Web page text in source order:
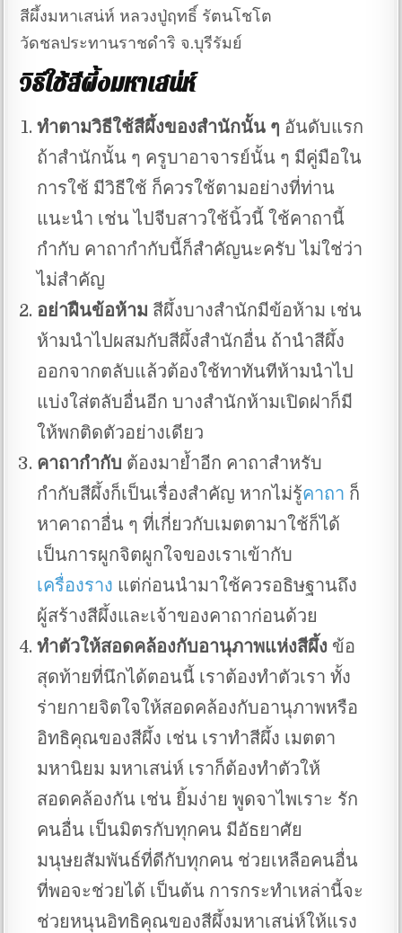
สีผึ้งมหาเสน่ห์ หลวงปู่ฤทธิ์ รัตนโชโต
วัดชลประทานราชดำริ จ.บุรีรัมย์
วิธีใช้สีผึ้งมหาเสน่ห์
ทำตามวิธีใช้สีผึ้งของสำนักนั้น ๆ อันดับแรก
ถ้าสำนักนั้น ๆ ครูบาอาจารย์นั้น ๆ มีคู่มือใน
การใช้ มีวิธีใช้ ก็ควรใช้ตามอย่างที่ท่าน
แนะนำ เช่น ไปจีบสาวใช้นิ้วนี้ ใช้คาถานี้
กำกับ คาถากำกับนี้ก็สำคัญนะครับ ไม่ใช่ว่า
ไม่สำคัญ
อย่าฝืนข้อห้าม สีผึ้งบางสำนักมีข้อห้าม เช่น
ห้ามนำไปผสมกับสีผึ้งสำนักอื่น ถ้านำสีผึ้ง
ออกจากตลับแล้วต้องใช้ทาทันทีห้ามนำไป
แบ่งใส่ตลับอื่นอีก บางสำนักห้ามเปิดฝาก็มี
ให้พกติดตัวอย่างเดียว
คาถากำกับ ต้องมาย้ำอีก คาถาสำหรับ
กำกับสีผึ้งก็เป็นเรื่องสำคัญ หากไม่รู้คาถา ก็
หาคาถาอื่น ๆ ที่เกี่ยวกับเมตตามาใช้ก็ได้
เป็นการผูกจิตผูกใจของเราเข้ากับ
เครื่องราง แต่ก่อนนำมาใช้ควรอธิษฐานถึง
ผู้สร้างสีผึ้งและเจ้าของคาถาก่อนด้วย
ทำตัวให้สอดคล้องกับอานุภาพแห่งสีผึ้ง ข้อ
สุดท้ายที่นึกได้ตอนนี้ เราต้องทำตัวเรา ทั้ง
ร่ายกายจิตใจให้สอดคล้องกับอานุภาพหรือ
อิทธิคุณของสีผึ้ง เช่น เราทำสีผึ้ง เมตตา
มหานิยม มหาเสน่ห์ เราก็ต้องทำตัวให้
สอดคล้องกัน เช่น ยิ้มง่าย พูดจาไพเราะ รัก
คนอื่น เป็นมิตรกับทุกคน มีอัธยาศัย
มนุษยสัมพันธ์ที่ดีกับทุกคน ช่วยเหลือคนอื่น
ที่พอจะช่วยได้ เป็นต้น การกระทำเหล่านี้จะ
ช่วยหนุนอิทธิคุณของสีผึ้งมหาเสน่ห์ให้แรง